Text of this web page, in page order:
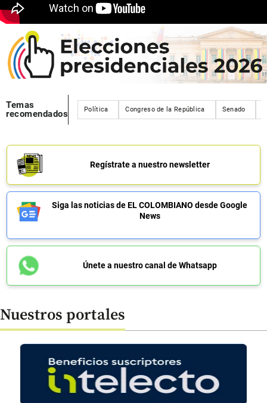
Temas
recomendados
Política Congreso de la República Senado
Regístrate a nuestro newsletter
Siga las noticias de EL COLOMBIANO desde Google
News
Únete a nuestro canal de Whatsapp
Nuestros portales